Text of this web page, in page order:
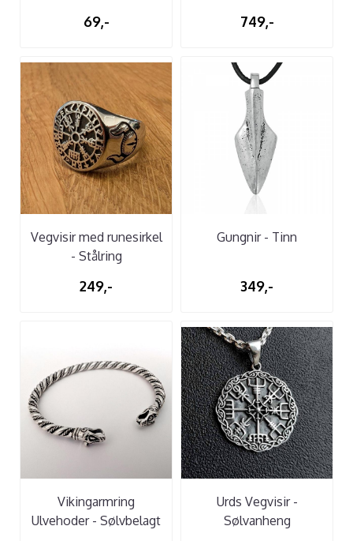
69,- 749,-
Vegvisir med runesirkel
- Stålring
249,-
Gungnir - Tinn
349,-
Vikingarmring
Ulvehoder - Sølvbelagt
Urds Vegvisir -
Sølvanheng